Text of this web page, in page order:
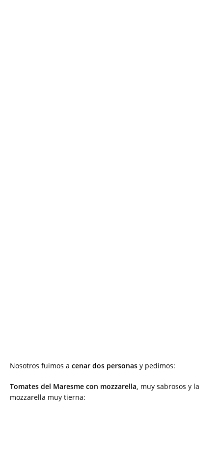
Nosotros fuimos a cenar dos personas y pedimos:
Tomates del Maresme con mozzarella, muy sabrosos y la
mozzarella muy tierna: